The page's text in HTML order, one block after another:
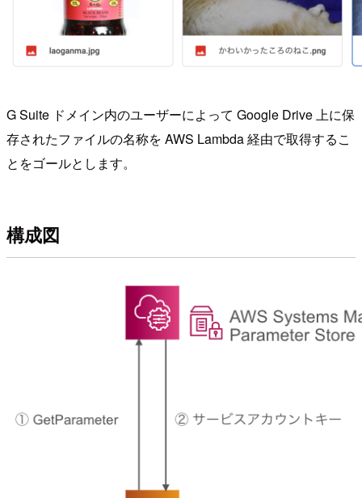
G Suite ドメイン内のユーザーによって Google Drive 上に保
存されたファイルの名称を AWS Lambda 経由で取得するこ
とをゴールとします。
構成図